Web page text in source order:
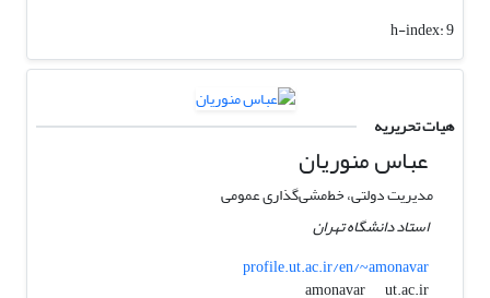
h-index:9
هیات تحریریه
عباس منوریان
مدیریت دولتی، خط‌مشی‌گذاری عمومی
استاد دانشگاه تهران
profile.ut.ac.ir/en/~amonavar
amonavar
ut.ac.ir